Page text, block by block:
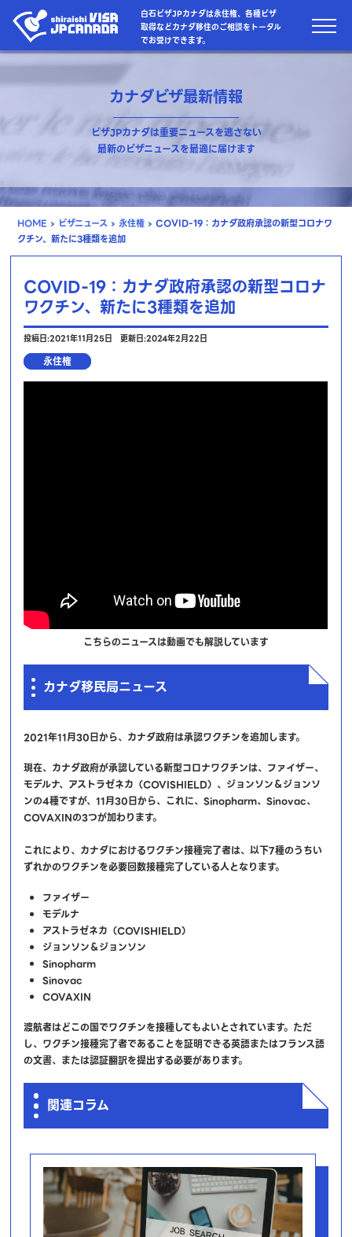
白石ビザJPカナダは永住権、各種ビザ
取得などカナダ移住のご相談をトータル
でお受けできます。
カナダビザ最新情報
ビザJPカナダは重要ニュースを逃さない
最新のビザニュースを最適に届けます
HOME › ビザニュース › 永住権 › COVID-19：カナダ政府承認の新型コロナワ
クチン、新たに3種類を追加
COVID-19：カナダ政府承認の新型コロナ
ワクチン、新たに3種類を追加
投稿日:2021年11月25日 更新日:2024年2月22日
永住権
こちらのニュースは動画でも解説しています
カナダ移民局ニュース
2021年11月30日から、カナダ政府は承認ワクチンを追加します。
現在、カナダ政府が承認している新型コロナワクチンは、ファイザー、
モデルナ、アストラゼネカ（COVISHIELD）、ジョンソン＆ジョンソ
ンの4種ですが、11月30日から、これに、Sinopharm、Sinovac、
COVAXINの3つが加わります。
これにより、カナダにおけるワクチン接種完了者は、以下7種のうちい
ずれかのワクチンを必要回数接種完了している人となります。
ファイザー
モデルナ
アストラゼネカ（COVISHIELD）
ジョンソン＆ジョンソン
Sinopharm
Sinovac
COVAXIN
渡航者はどこの国でワクチンを接種してもよいとされています。ただ
し、ワクチン接種完了者であることを証明できる英語またはフランス語
の文書、または認証翻訳を提出する必要があります。
関連コラム